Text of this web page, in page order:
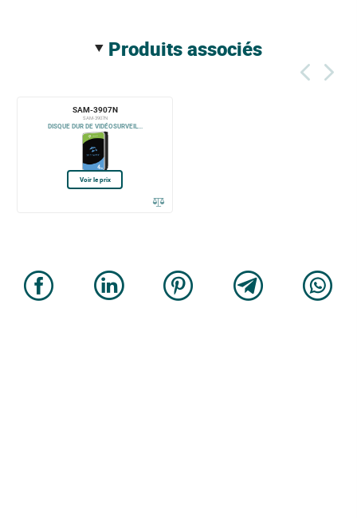
produits associés
SAM-3907N
SAM-3907N
DISQUE DUR DE VIDÉOSURVEIL...
Voir le prix